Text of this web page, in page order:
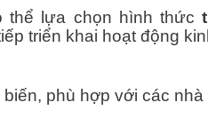
thể lựa chọn hình thức
triển khai hoạt động
phù hợp với các nhà